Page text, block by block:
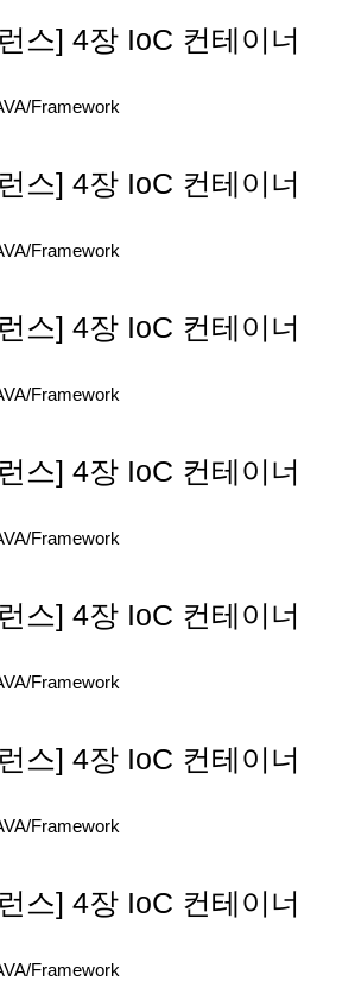
스] 4장 IoC 컨테이너
Framework
스] 4장 IoC 컨테이너
Framework
스] 4장 IoC 컨테이너
Framework
스] 4장 IoC 컨테이너
Framework
스] 4장 IoC 컨테이너
Framework
스] 4장 IoC 컨테이너
Framework
스] 4장 IoC 컨테이너
Framework